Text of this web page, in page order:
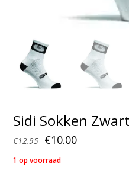
Sidi Sokken
€12.95 Oorspronkelijke
prijs
€10.00Huidige
1 op voorraad